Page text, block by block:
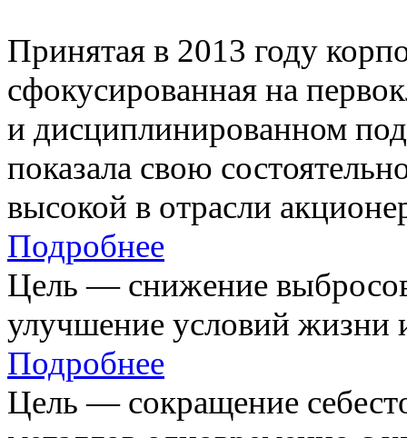
Принятая в 2013 году
сфокусированная на
и дисциплинированном
показала свою
высокой в отрасли
Подробнее
Цель — снижение
улучшение условий жизни
Подробнее
Цель — сокращение